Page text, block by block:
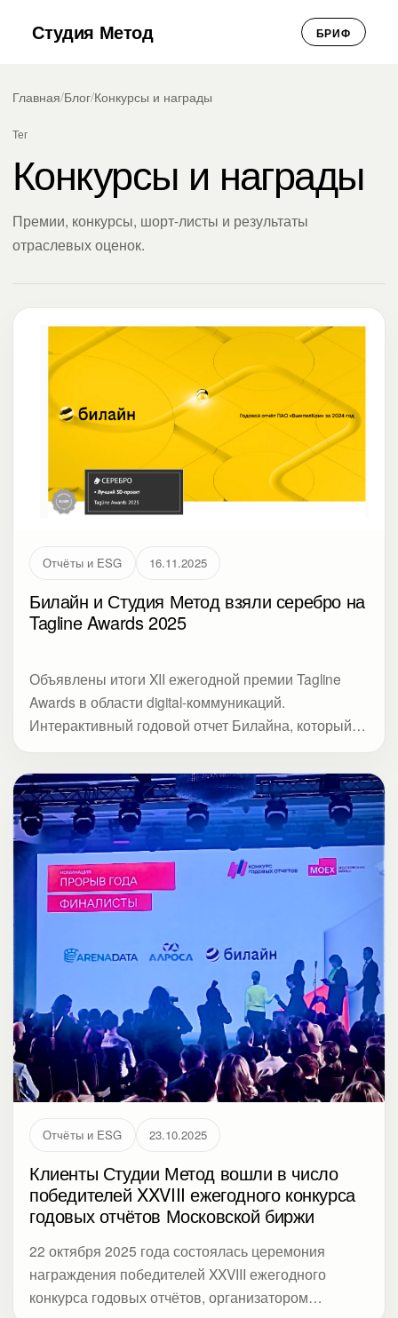
Студия Метод БРИФ
Главная/Блог/Конкурсы и награды
Тег
Конкурсы и награды
Премии, конкурсы, шорт-листы и результаты
отраслевых оценок.
Отчёты и ESG 16.11.2025
Билайн и Студия Метод взяли серебро на
Tagline Awards 2025
Объявлены итоги XII ежегодной премии Tagline
Awards в области digital-коммуникаций.
Интерактивный годовой отчет Билайна, который
награды в номинации «Совершенное исполнение.
Лучший 3D-проект». В статье разбираем, как
усилить коммуникацию через отчетность и сделать
материал полезным для инвесторов и
стейкхолдеров.
Отчёты и ESG 23.10.2025
Клиенты Студии Метод вошли в число
победителей XXVIII ежегодного конкурса
годовых отчётов Московской биржи
22 октября 2025 года состоялась церемония
награждения победителей XXVIII ежегодного
конкурса годовых отчётов, организатором